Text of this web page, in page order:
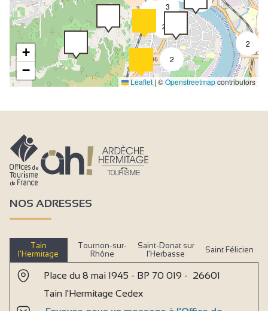
2
2
2
2
3
+
−
Leaflet | ©Openstreetmapcontributors
NOS ADRESSES
Tain
l’Hermitage
Tournon-sur-
Rhône
Saint-Donat sur
l’Herbasse
Saint Félicien
Place du 8 mai 1945 - BP 70 019 - 26601
Tain l'Hermitage Cedex